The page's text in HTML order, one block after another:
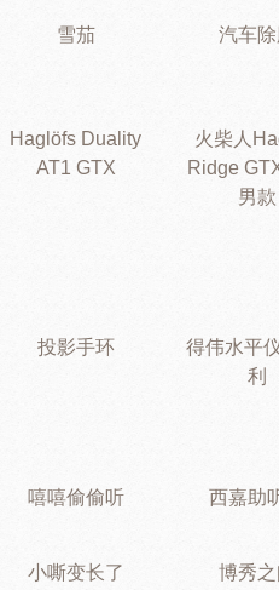
雪茄 汽车
Haglöfs Duality
AT1 GTX
火柴人
Ridge
男款
投影手环
得伟水平
利
嘻嘻偷偷听 西嘉助
小嘶变长了 博秀之